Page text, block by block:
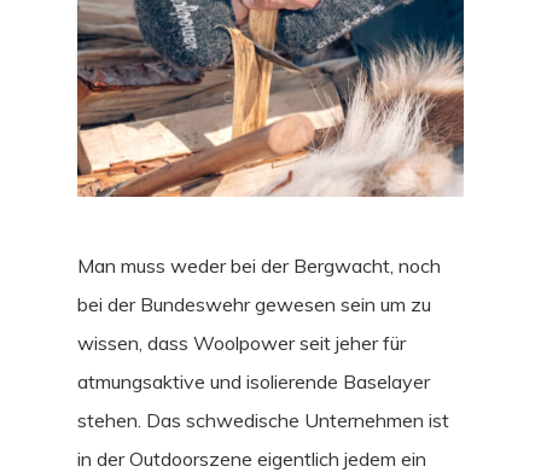
Man muss weder bei der Bergwacht, noch
bei der Bundeswehr gewesen sein um zu
wissen, dass Woolpower seit jeher für
atmungsaktive und isolierende Baselayer
stehen. Das schwedische Unternehmen ist
in der Outdoorszene eigentlich jedem ein